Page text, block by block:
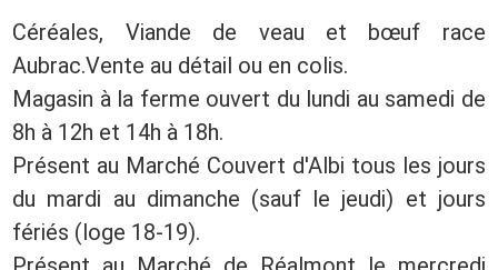
Céréales, Viande de veau et bœuf race
Aubrac.Vente au détail ou en colis.
Magasin à la ferme ouvert du lundi au samedi de
8h à 12h et 14h à 18h.
Présent au Marché Couvert d'Albi tous les jours
du mardi au dimanche (sauf le jeudi) et jours
fériés (loge 18-19).